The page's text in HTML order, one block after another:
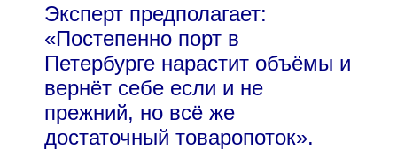
Эксперт предполагает:
«Постепенно порт в
Петербурге нарастит объёмы и
вернёт себе если и не
прежний, но всё же
достаточный товаропоток».